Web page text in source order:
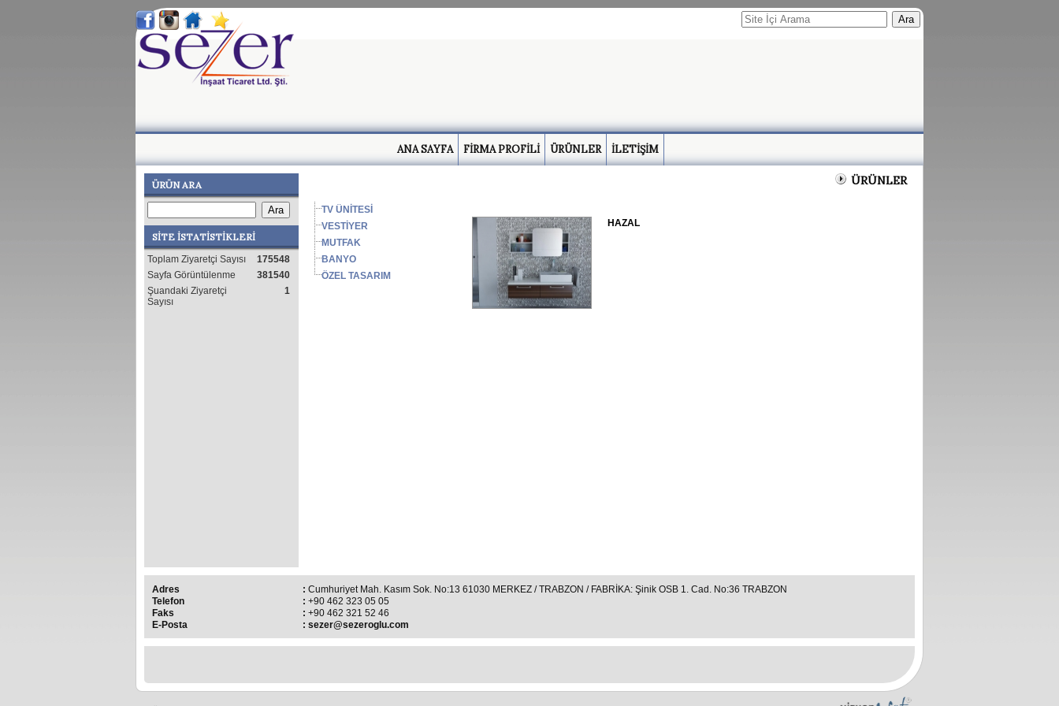
Ara
ANA SAYFA FİRMA PROFİLİ ÜRÜNLER İLETİŞİM
ÜRÜN ARA
SİTE İSTATİSTİKLERİ
Toplam Ziyaretçi Sayısı
175548
Sayfa Görüntülenme
381540
Şuandaki Ziyaretçi
Sayısı
1
ÜRÜNLER
HAZAL
TV ÜNİTESİ
VESTİYER
MUTFAK
BANYO
ÖZEL TASARIM
Adres : Cumhuriyet Mah. Kasım Sok. No:13 61030 MERKEZ / TRABZON / FABRİKA: Şinik OSB 1. Cad. No:36 TRABZON
Telefon
: +90 462 323 05 05
Faks
: +90 462 321 52 46
E-Posta
: sezer@sezeroglu.com